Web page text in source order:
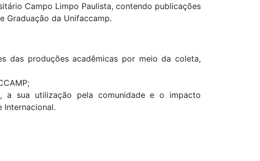
Campo Limpo Paulista, contendo publicações
Graduação da Unifaccamp.
das produções acadêmicas por meio da coleta,
a sua utilização pela comunidade e o impacto
Internacional.